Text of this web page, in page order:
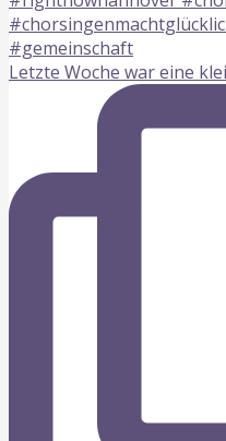
Letzte Woche war eine